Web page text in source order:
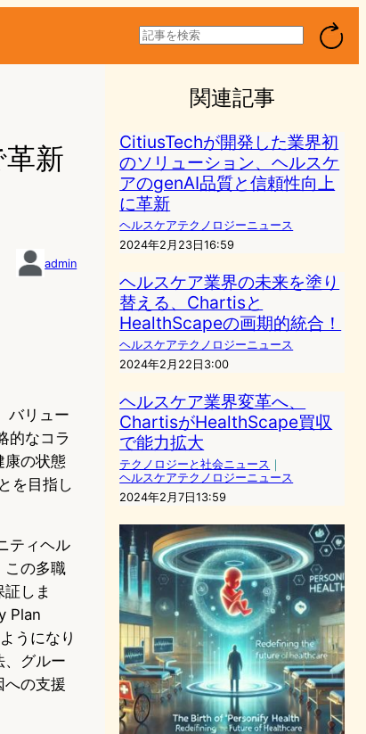
検
索
新
admin
バリュー
的なコラ
康の状態
を目指し
ティヘル
この多職
しま
Plan
うになり
、グルー
への支援
関連記事
CitiusTechが開発した業界初
のソリューション、ヘルスケ
アのgenAI品質と信頼性向上
に革新
ヘルスケアテクノロジーニュース
2024年2月23日16:59
ヘルスケア業界の未来を塗り
替える、Chartisと
HealthScapeの画期的統合！
ヘルスケアテクノロジーニュース
2024年2月22日3:00
ヘルスケア業界変革へ、
ChartisがHealthScape買収
で能力拡大
テクノロジーと社会ニュース ｜
ヘルスケアテクノロジーニュース
2024年2月7日13:59